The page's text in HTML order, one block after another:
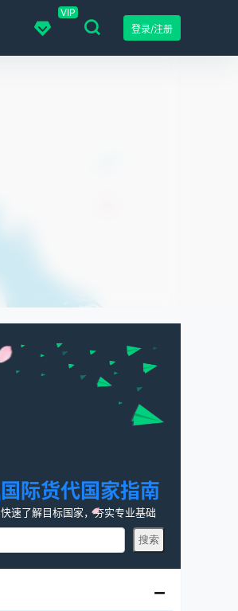
VIP
登录/注册
国际货代国家指南
快速了解目标国家，夯实专业基础